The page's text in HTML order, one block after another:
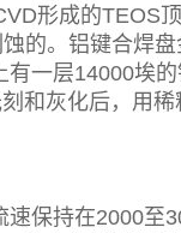
形成的TEOS
的。铝键合焊
一层14000埃
和灰化后，用稀
保持在2000至